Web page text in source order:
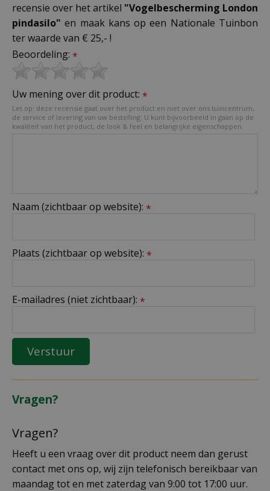
recensie over het artikel "Vogelbescherming London
pindasilo" en maak kans op een Nationale Tuinbon
ter waarde van € 25,- !
Beoordeling: *
Uw mening over dit product: *
Let op: deze recensie gaat over het product en niet over ons tuincentrum,
de service of levering van uw bestelling. U kunt bijvoorbeeld in gaan op de
kwaliteit van het product, de look & feel en belangrijke eigenschappen.
Naam (zichtbaar op website): *
Plaats (zichtbaar op website): *
E-mailadres (niet zichtbaar): *
Vragen?
Vragen?
Heeft u een vraag over dit product neem dan gerust
contact met ons op, wij zijn telefonisch bereikbaar van
maandag tot en met zaterdag van 9:00 tot 17:00 uur.